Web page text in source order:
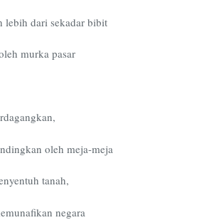
lebih dari sekadar bibit
murka pasar
oleh meja-meja
tanah,
negara